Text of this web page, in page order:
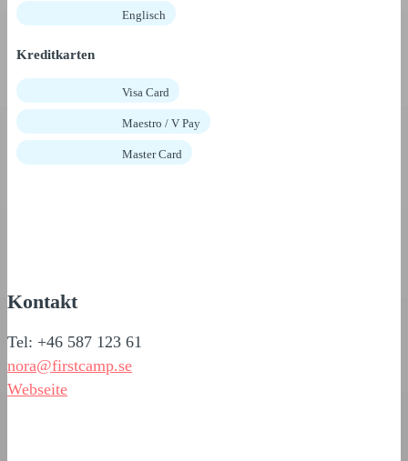
Englisch
Kreditkarten
Visa Card
Maestro / V Pay
Master Card
Kontakt
Tel: +46 587 123 61
nora@firstcamp.se
Webseite